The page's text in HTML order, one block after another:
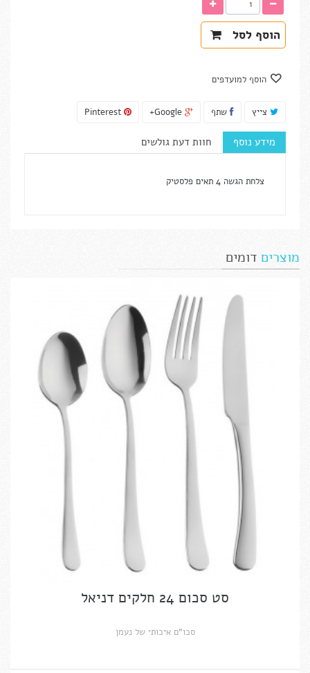
הוסף לסל
הוסף למועדפים
צייץ שתף
מידע נוסף חוות דעת גולשים
צלחת הגשה 4 תאים פלסטיק
מוצרים דומים
סט סכום 24 חלקים דניאל
סכו"ם איכותי של נעמן